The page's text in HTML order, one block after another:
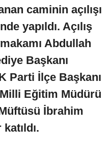
caminin açılışı
yapıldı. Açılış
Abdullah
Başkanı
Parti İlçe Başkanı
Eğitim Müdürü
İbrahim